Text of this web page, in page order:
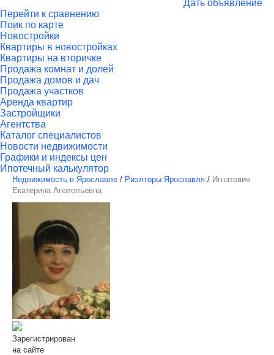
Дать объявление
Перейти к сравнению
Поик по карте
Новостройки
Квартиры в новостройках
Квартиры на вторичке
Продажа комнат и долей
Продажа домов и дач
Продажа участков
Аренда квартир
Застройщики
Агентства
Каталог специалистов
Новости недвижимости
Графики и индексы цен
Ипотечный калькулятор
Недвижимость в Ярославле / Риэлторы Ярославля / Игнатович
Екатерина Анатольевна
Зарегистрирован
на сайте